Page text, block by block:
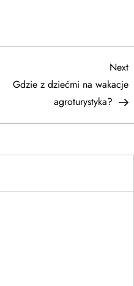
Next
Gdzie z dziećmi na wakacje
agroturystyka?